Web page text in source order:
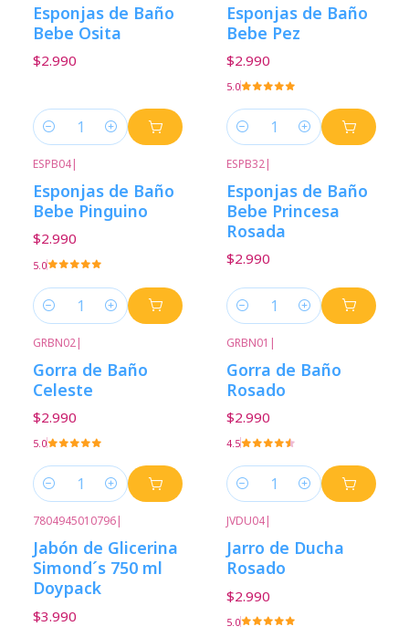
Esponjas de Baño
Bebe Osita
$2.990
Cantidad
Esponjas de Baño
Bebe Pez
$2.990
5.0
Cantidad
ESPB04|
Esponjas de Baño
Bebe Pinguino
$2.990
5.0
Cantidad
ESPB32|
Esponjas de Baño
Bebe Princesa
Rosada
$2.990
Cantidad
GRBN02|
Gorra de Baño
Celeste
$2.990
5.0
Cantidad
GRBN01 |
Gorra de Baño
Rosado
$2.990
4.5
Cantidad
7804945010796|
Jabón de Glicerina
Simond´s 750 ml
Doypack
$3.990
JVDU04|
Jarro de Ducha
Rosado
$2.990
5.0